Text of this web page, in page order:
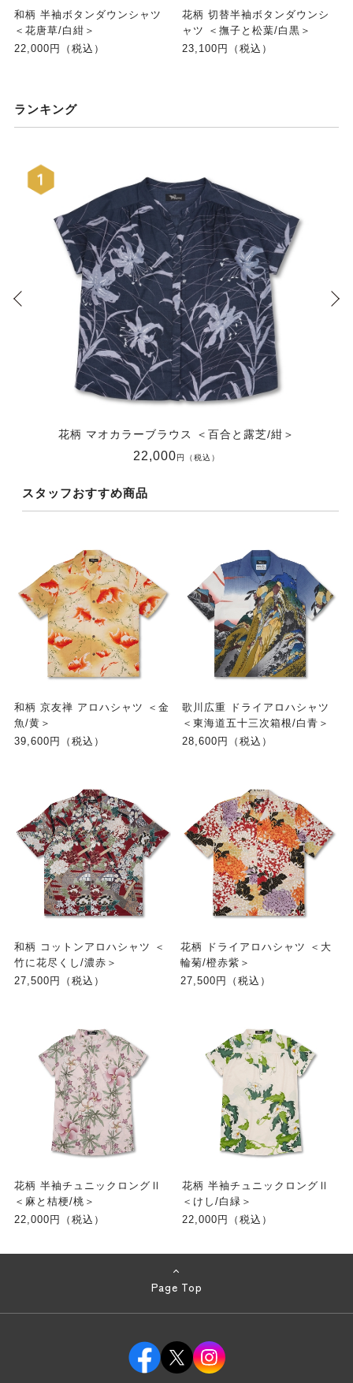
和柄 半袖ボタンダウンシャツ
＜花唐草/白紺＞
22,000円（税込）
花柄 切替半袖ボタンダウンシ
ャツ ＜撫子と松葉/白黒＞
23,100円（税込）
ランキング
花柄 マオカラーブラウス ＜百合と露芝/紺＞
22,000円（税込）
スタッフおすすめ商品
和柄 京友禅 アロハシャツ ＜金
魚/黄＞
39,600円（税込）
歌川広重 ドライアロハシャツ
＜東海道五十三次箱根/白青＞
28,600円（税込）
和柄 コットンアロハシャツ ＜
竹に花尽くし/濃赤＞
27,500円（税込）
花柄 ドライアロハシャツ ＜大
輪菊/橙赤紫＞
27,500円（税込）
花柄 半袖チュニックロングⅡ
＜麻と桔梗/桃＞
22,000円（税込）
花柄 半袖チュニックロングⅡ
＜けし/白緑＞
22,000円（税込）
Page Top